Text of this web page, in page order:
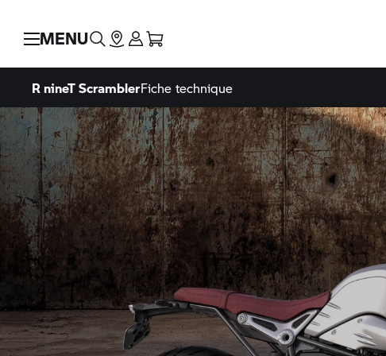
MENU
R nineT ScramblerFiche technique